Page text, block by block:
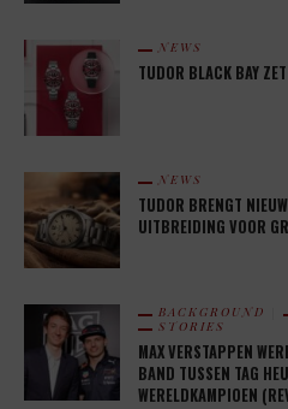
NEWS
TUDOR BLACK BAY
NEWS
TUDOR BRENGT
UITBREIDING VOOR
BACKGROUND
STORIES
MAX VERSTAPPEN
BAND TUSSEN TAG
WERELDKAMPIOEN